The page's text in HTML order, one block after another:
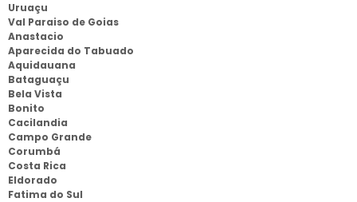
Uruaçu
Val Paraiso de Goias
Anastacio
Aparecida do Tabuado
Aquidauana
Bataguaçu
Bela Vista
Bonito
Cacilandia
Campo Grande
Corumbá
Costa Rica
Eldorado
Fatima do Sul